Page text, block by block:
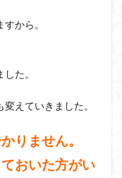
から。
た。
えていきました。
りません。
おいた方がい